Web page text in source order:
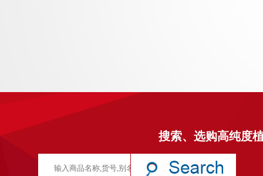
搜索、选购高纯度